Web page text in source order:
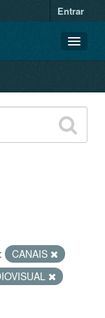
Entrar
CANAIS